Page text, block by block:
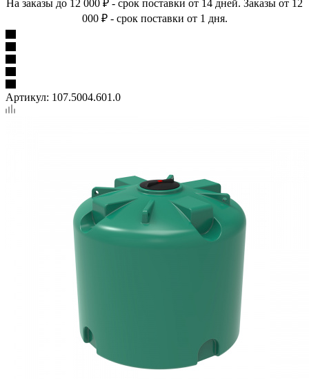
На заказы до 12 000 ₽ - срок поставки от 14 дней. Заказы от 12
000 ₽ - срок поставки от 1 дня.
Артикул: 107.5004.601.0